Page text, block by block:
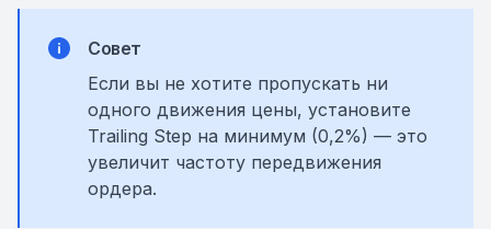
Совет
Если вы не хотите пропускать ни
одного движения цены, установите
Trailing Step на минимум (0,2%) — это
увеличит частоту передвижения
ордера.